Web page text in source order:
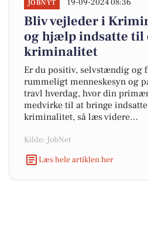
JOBNYT 19-09-2024 08:36
Bliv vejleder i
og hjælp indsatte til
kriminalitet
Er du positiv, selvstændig og
rummeligt menneskesyn og
travl hverdag, hvor din
medvirke til at bringe
kriminalitet, så læs videre…
Kilde: JobNet
Læs hele artiklen her